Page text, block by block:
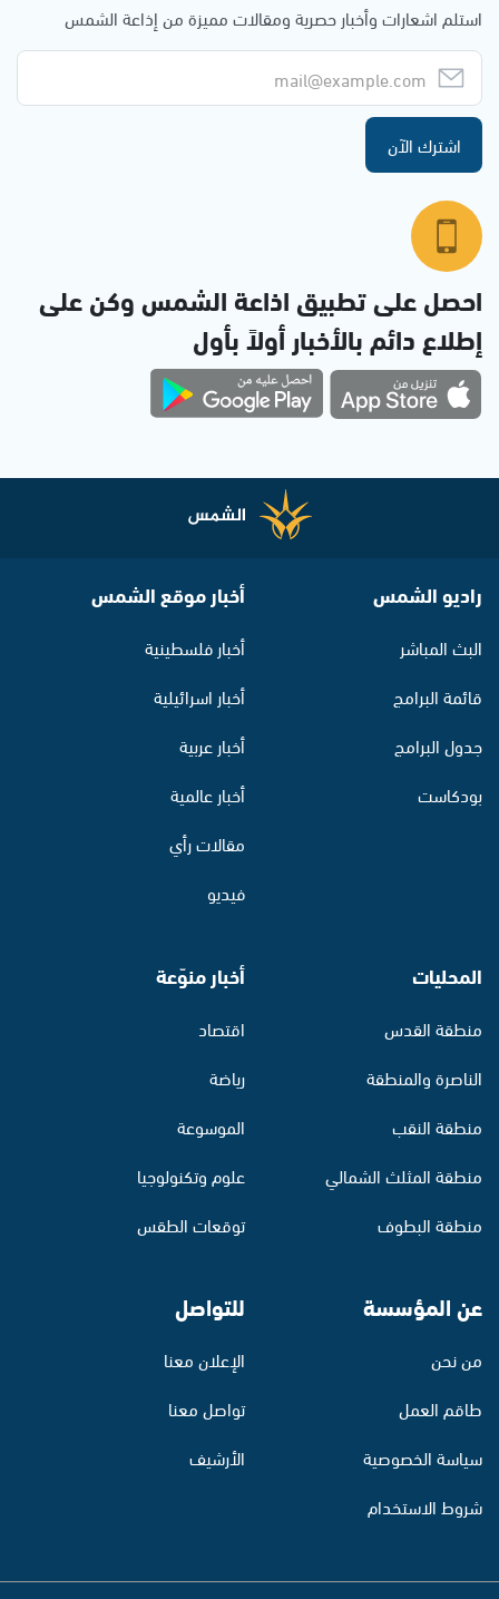
استلم اشعارات وأخبار حصرية ومقالات مميزة من إذاعة الشمس
اشترك الآن
احصل على تطبيق اذاعة الشمس وكن على
إطلاع دائم بالأخبار أولاً بأول
راديو الشمس
البث المباشر
قائمة البرامج
جدول البرامج
بودكاست
أخبار موقع الشمس
أخبار فلسطينية
أخبار اسرائيلية
أخبار عربية
أخبار عالمية
مقالات رأي
فيديو
المحليات
منطقة القدس
الناصرة والمنطقة
منطقة النقب
منطقة المثلث الشمالي
منطقة البطوف
أخبار منوّعة
اقتصاد
رياضة
الموسوعة
علوم وتكنولوجيا
توقعات الطقس
عن المؤسسة
من نحن
طاقم العمل
سياسة الخصوصية
شروط الاستخدام
للتواصل
الإعلان معنا
تواصل معنا
الأرشيف